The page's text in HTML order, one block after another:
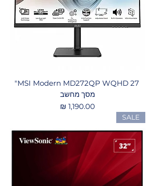
‏ MSI Modern MD272QP WQHD 27"
מסך מחשב
מחיר
SALE